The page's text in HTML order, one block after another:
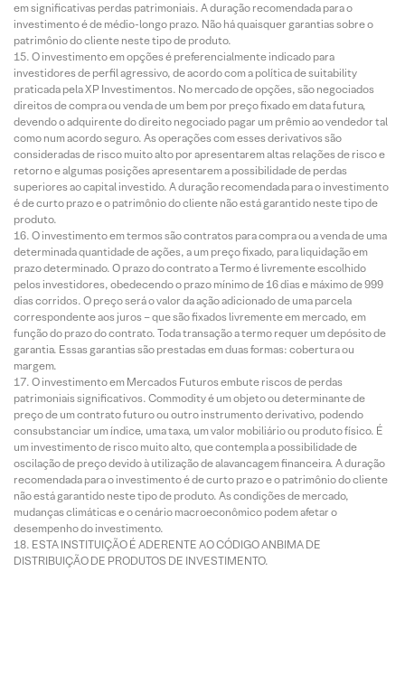
em significativas perdas patrimoniais. A duração recomendada para o
investimento é de médio-longo prazo. Não há quaisquer garantias sobre o
patrimônio do cliente neste tipo de produto.
O investimento em opções é preferencialmente indicado para
investidores de perfil agressivo, de acordo com a política de suitability
praticada pela XP Investimentos. No mercado de opções, são negociados
direitos de compra ou venda de um bem por preço fixado em data futura,
devendo o adquirente do direito negociado pagar um prêmio ao vendedor tal
como num acordo seguro. As operações com esses derivativos são
consideradas de risco muito alto por apresentarem altas relações de risco e
retorno e algumas posições apresentarem a possibilidade de perdas
superiores ao capital investido. A duração recomendada para o investimento
é de curto prazo e o patrimônio do cliente não está garantido neste tipo de
produto.
O investimento em termos são contratos para compra ou a venda de uma
determinada quantidade de ações, a um preço fixado, para liquidação em
prazo determinado. O prazo do contrato a Termo é livremente escolhido
pelos investidores, obedecendo o prazo mínimo de 16 dias e máximo de 999
dias corridos. O preço será o valor da ação adicionado de uma parcela
correspondente aos juros – que são fixados livremente em mercado, em
função do prazo do contrato. Toda transação a termo requer um depósito de
garantia. Essas garantias são prestadas em duas formas: cobertura ou
margem.
O investimento em Mercados Futuros embute riscos de perdas
patrimoniais significativos. Commodity é um objeto ou determinante de
preço de um contrato futuro ou outro instrumento derivativo, podendo
consubstanciar um índice, uma taxa, um valor mobiliário ou produto físico. É
um investimento de risco muito alto, que contempla a possibilidade de
oscilação de preço devido à utilização de alavancagem financeira. A duração
recomendada para o investimento é de curto prazo e o patrimônio do cliente
não está garantido neste tipo de produto. As condições de mercado,
mudanças climáticas e o cenário macroeconômico podem afetar o
desempenho do investimento.
ESTA INSTITUIÇÃO É ADERENTE AO CÓDIGO ANBIMA DE
DISTRIBUIÇÃO DE PRODUTOS DE INVESTIMENTO.